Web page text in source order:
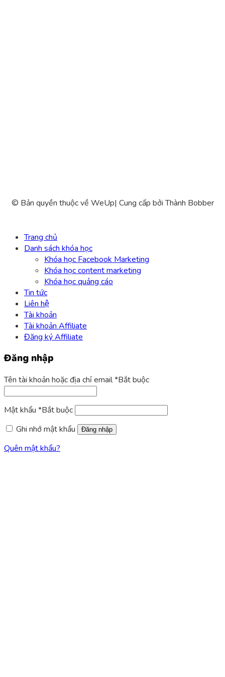
© Bản quyền thuộc về WeUp| Cung cấp bởiThành Bobber
Trang chủ
Danh sách khóa học
Khóa học Facebook Marketing
Khóa học content marketing
Khóa học quảng cáo
Tin tức
Liên hệ
Tài khoản
Tài khoản Affiliate
Đăng ký Affiliate
Đăng nhập
Tên tài khoản hoặc địa chỉ email*Bắt buộc
Mật khẩu *Bắt buộc
Ghi nhớ mật khẩu
Đăng nhập
Quên mật khẩu?